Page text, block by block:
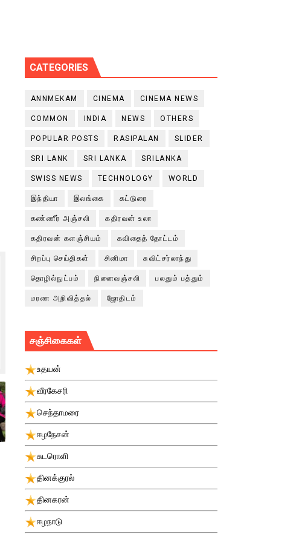
CATEGORIES
ANNMEKAM CINEMA CINEMA NEWS
COMMON INDIA NEWS OTHERS
POPULAR POSTS RASIPALAN SLIDER
SRI LANK SRI LANKA SRILANKA
SWISS NEWS TECHNOLOGY WORLD
இந்தியா இலங்கை கட்டுரை
கண்ணீர் அஞ்சலி கதிரவன் உலா
கதிரவன் களஞ்சியம் கவிதைத் தோட்டம்
சிறப்பு செய்திகள் சினிமா சுவிட்சர்லாந்து
தொழில்நுட்பம் நினைவஞ்சலி பலதும் பத்தும்
மரண அறிவித்தல் ஜோதிடம்
சஞ்சிகைகள்
உதயன்
வீரகேசரி
செந்தாமரை
ஈழநேசன்
சுடரொளி
தினக்குரல்
தினகரன்
ஈழநாடு